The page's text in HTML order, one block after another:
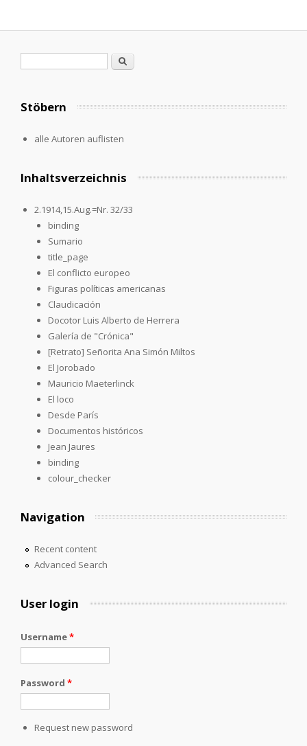
Search
Stöbern
alle Autoren auflisten
Inhaltsverzeichnis
2.1914,15.Aug.=Nr. 32/33
binding
Sumario
title_page
El conflicto europeo
Figuras políticas americanas
Claudicación
Docotor Luis Alberto de Herrera
Galería de "Crónica"
[Retrato] Señorita Ana Simón Miltos
El Jorobado
Mauricio Maeterlinck
El loco
Desde París
Documentos históricos
Jean Jaures
binding
colour_checker
Navigation
Recent content
Advanced Search
User login
Username*
Password *
Request new password